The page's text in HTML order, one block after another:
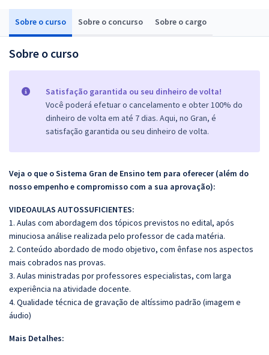
Sobre o curso Sobre o concurso Sobre o cargo
Sobre o curso
Satisfação garantida ou seu dinheiro de volta!
Você poderá efetuar o cancelamento e obter 100% do
dinheiro de volta em até 7 dias. Aqui, no Gran, é
satisfação garantida ou seu dinheiro de volta.
Veja o que o Sistema Gran de Ensino tem para oferecer (além do
nosso empenho e compromisso com a sua aprovação):
VIDEOAULAS AUTOSSUFICIENTES:
1. Aulas com abordagem dos tópicos previstos no edital, após
minuciosa análise realizada pelo professor de cada matéria.
2. Conteúdo abordado de modo objetivo, com ênfase nos aspectos
mais cobrados nas provas.
3. Aulas ministradas por professores especialistas, com larga
experiência na atividade docente.
4. Qualidade técnica de gravação de altíssimo padrão (imagem e
áudio)
Mais Detalhes: